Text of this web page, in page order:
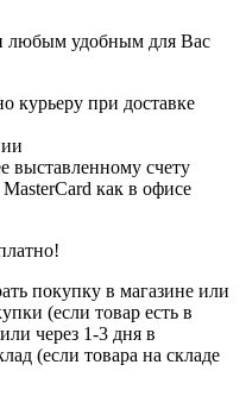
любым удобным для Вас
курьеру при доставке
выставленному счету
как в офисе
покупку в магазине или
(если товар есть в
через 1-3 дня в
(если товара на складе